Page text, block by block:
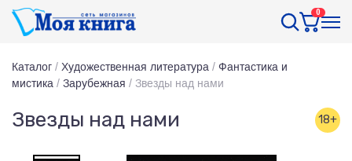
0
Каталог / Художественная литература / Фантастика и
мистика / Зарубежная / Звезды над нами
Звезды над нами 18+